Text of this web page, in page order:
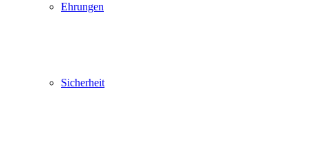
Ehrungen
Sicherheit